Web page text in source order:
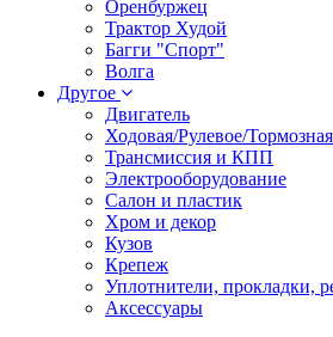
Оренбуржец
Трактор Худой
Багги "Спорт"
Волга
Другое
Двигатель
Ходовая/Рулевое/
Трансмиссия и КПП
Электрооборудование
Салон и пластик
Хром и декор
Кузов
Крепеж
Уплотнители, прокладки,
Аксессуары